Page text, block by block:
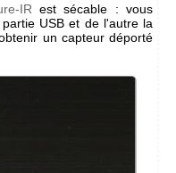
IR est sécable : vous
USB et de l'autre la
un capteur déporté